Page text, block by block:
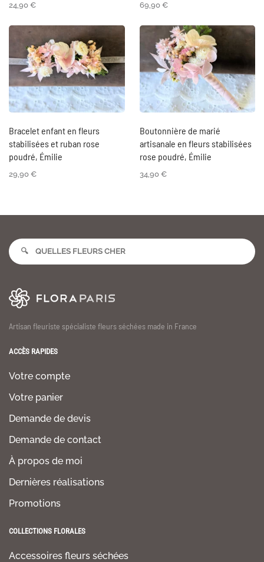
24,90 € 69,90 €
Bracelet enfant en fleurs
stabilisées et ruban rose
poudré, Émilie
29,90 €
Boutonnière de marié
artisanale en fleurs stabilisées
rose poudré, Émilie
34,90 €
Artisan fleuriste spécialiste fleurs séchées made in France
ACCÈS RAPIDES
Votre compte
Votre panier
Demande de devis
Demande de contact
À propos de moi
Dernières réalisations
Promotions
COLLECTIONS FLORALES
Accessoires fleurs séchées